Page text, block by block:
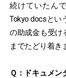
続けていたん
Tokyo docsとい
の助成金も受け
までたどり着き
Ｑ：ドキュメ